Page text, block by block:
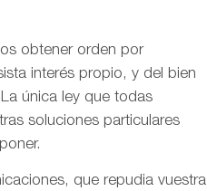
obtener orden por
interés propio, y del bien
única ley que todas
soluciones particulares
que repudia vuestra